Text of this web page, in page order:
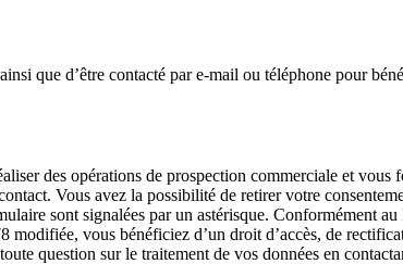
que d’être contacté par e-mail ou téléphone pour
des opérations de prospection commerciale et vous
Vous avez la possibilité de retirer votre
sont signalées par un astérisque. Conformément
vous bénéficiez d’un droit d’accès, de
question sur le traitement de vos données en